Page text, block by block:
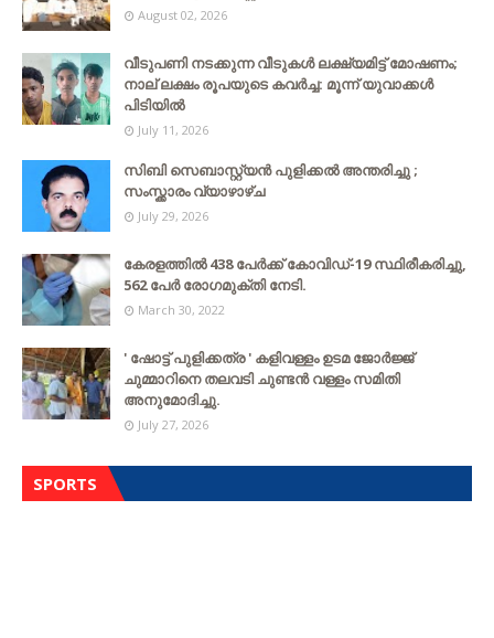
August 02, 2026
വീടുപണി നടക്കുന്ന വീടുകൾ ലക്ഷ്യമിട്ട് മോഷണം;
നാല് ലക്ഷം രൂപയുടെ കവർച്ച: മൂന്ന് യുവാക്കൾ
പിടിയിൽ
July 11, 2026
സിബി സെബാസ്റ്റ്യന്‍ പുളിക്കല്‍ അന്തരിച്ചു ;
സംസ്ക്കാരം വ്യാഴാഴ്ച
July 29, 2026
കേരളത്തില്‍ 438 പേര്‍ക്ക് കോവിഡ്-19 സ്ഥിരീകരിച്ചു,
562 പേര്‍ രോഗമുക്തി നേടി.
March 30, 2022
' ഷോട്ട് പുളിക്കത്ര ' കളിവള്ളം ഉടമ ജോർജ്ജ്
ചുമ്മാറിനെ തലവടി ചുണ്ടൻ വള്ളം സമിതി
അനുമോദിച്ചു.
July 27, 2026
SPORTS